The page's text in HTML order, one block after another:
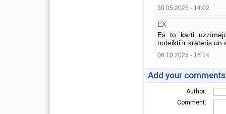
30.05.2025 - 14:02
EX
Es to karti
noteikti ir krāteris un
06.10.2025 - 16:14
Add your
Author:
Comment: